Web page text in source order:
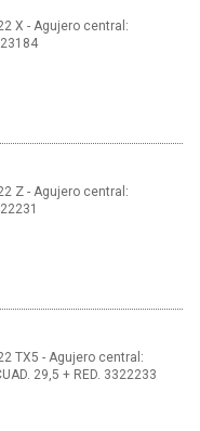
X - Agujero central:
Z - Agujero central:
TX5 - Agujero central:
29,5 + RED. 3322233